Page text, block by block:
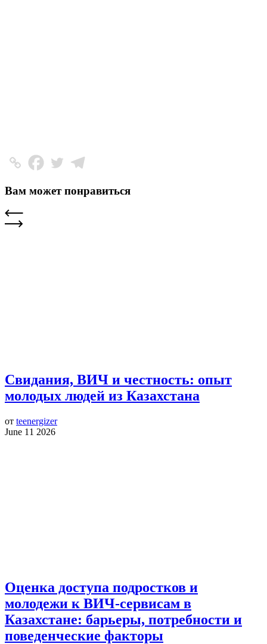
Вам может понравиться
Свидания, ВИЧ и честность: опыт
молодых людей из Казахстана
от teenergizer
June 11 2026
Оценка доступа подростков и
молодежи к ВИЧ-сервисам в
Казахстане: барьеры, потребности и
поведенческие факторы